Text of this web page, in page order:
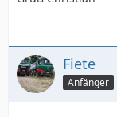
Fiete
Anfänger